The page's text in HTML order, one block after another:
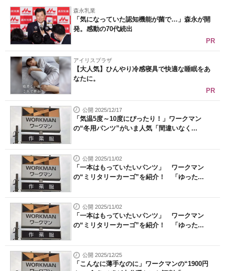
森永乳業
「気になっていた認知機能が菌で…」森永が開
発。感動の70代続出
PR
アイリスプラザ
【大人気】ひんやり冷感寝具で快適な睡眠をあ
なたに。
PR
公開 2025/12/17
「気温5度～10度にぴったり！」ワークマン
の“冬用パンツ”がいま人気「間違いなく...
公開 2025/11/02
「一本はもっていたいパンツ」 ワークマン
の“ミリタリーカーゴ”を紹介！ 「ゆった...
公開 2025/11/02
「一本はもっていたいパンツ」 ワークマン
の“ミリタリーカーゴ”を紹介！ 「ゆった...
公開 2025/12/25
「こんなに薄手なのに」ワークマンの“1900円